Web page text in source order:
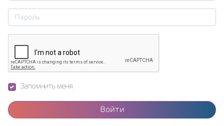
Запомнить меня
Войти